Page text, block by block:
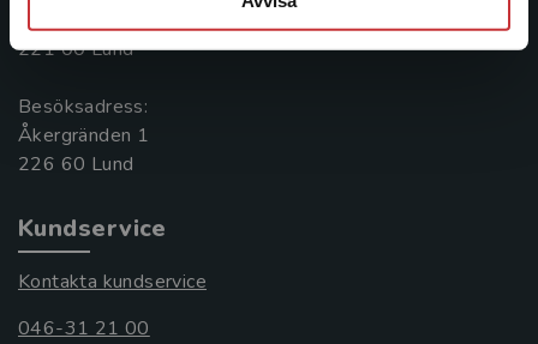
Box 141
221 00 Lund
Besöksadress:
Åkergränden 1
Kundservice
Kontakta kundservice
046-31 21 00